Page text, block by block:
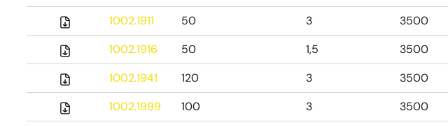
1002.1911
50 3 3500
1002.1916
50 1,5 3500
1002.1941
120 3 3500
1002.1999
100 3 3500